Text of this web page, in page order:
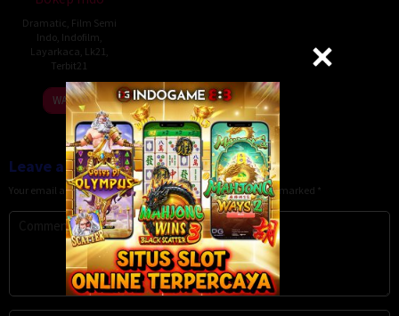
Dramatic Film Semi
Indo, Indofilm
Layarkaca Lk21
Terbit21
WATCH
Leave a Reply
Your email address will not be published.Required fields are marked *